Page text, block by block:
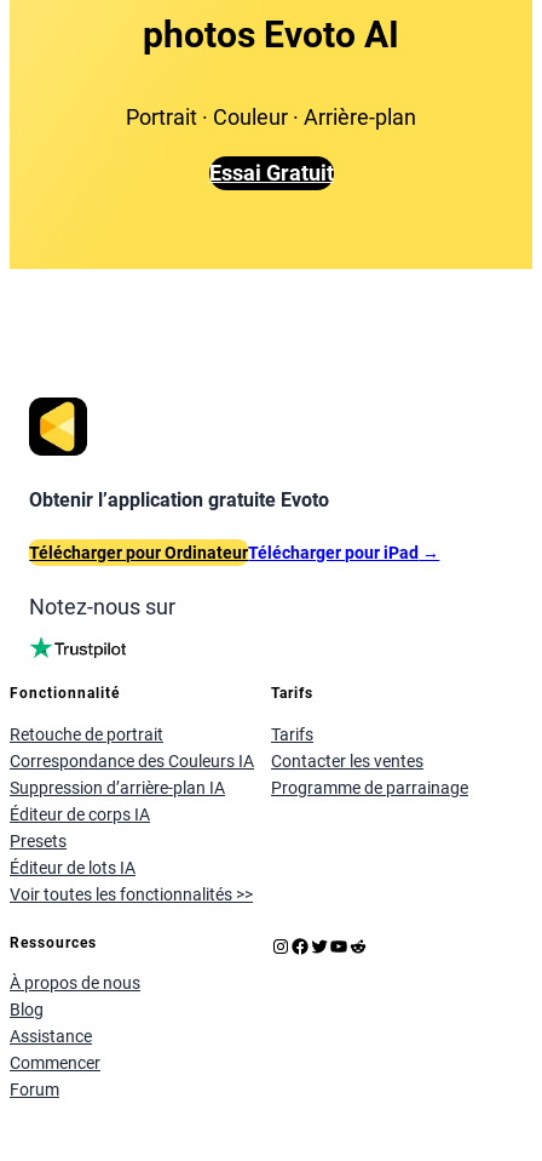
photos Evoto AI
Portrait · Couleur · Arrière-plan
Essai Gratuit
Obtenir l’application gratuite Evoto
Télécharger pour OrdinateurTélécharger pour iPad →
Notez-nous sur
Fonctionnalité
Retouche de portrait
Correspondance des Couleurs IA
Suppression d’arrière-plan IA
Éditeur de corps IA
Presets
Éditeur de lots IA
Voir toutes les fonctionnalités >>
Tarifs
Tarifs
Contacter les ventes
Programme de parrainage
Ressources
À propos de nous
Blog
Assistance
Commencer
Forum
Instagram
Facebook
X YouTube
Reddit